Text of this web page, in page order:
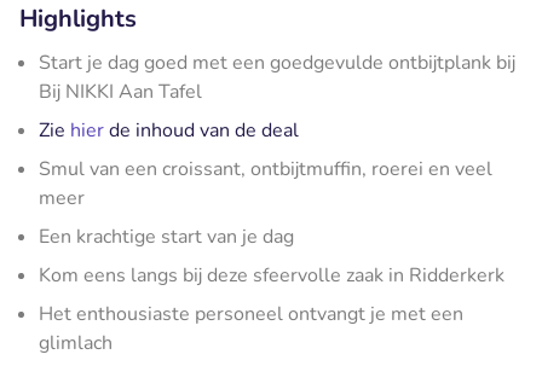
Highlights
Start je dag goed met een goedgevulde ontbijtplank bij
Bij NIKKI Aan Tafel
Zie hierde inhoud van de deal
Smul van een croissant, ontbijtmuffin, roerei en veel
meer
Een krachtige start van je dag
Kom eens langs bij deze sfeervolle zaak in Ridderkerk
Het enthousiaste personeel ontvangt je met een
glimlach